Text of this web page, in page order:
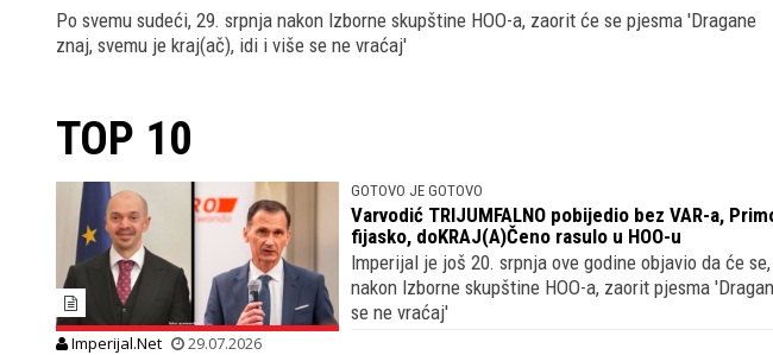
Po svemu sudeći, 29. srpnja nakon Izborne skupštine HOO-a, zaorit će se pjesma 'Dragane
znaj, svemu je kraj(ač), idi i više se ne vraćaj'
TOP 10
GOTOVO JE GOTOVO
Varvodić TRIJUMFALNO pobijedio bez VAR-a,
fijasko, doKRAJ(A)Čeno rasulo u HOO-u
Imperijal je još 20. srpnja ove godine objavio da će
nakon Izborne skupštine HOO-a, zaorit pjesma
se ne vraćaj'
Imperijal.Net 29.07.2026